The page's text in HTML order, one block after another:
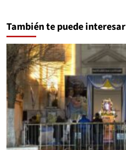
También te puede interesar